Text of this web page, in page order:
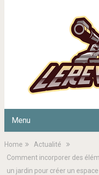
Menu
Home
Actualité
Comment incorporer des
un jardin pour créer un